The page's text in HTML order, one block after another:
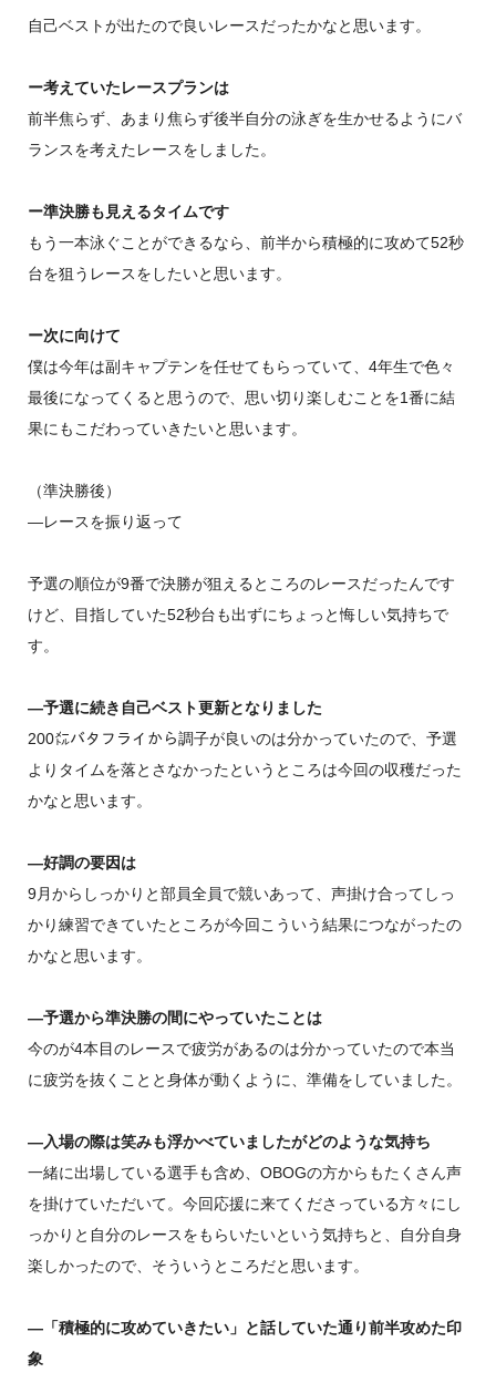
自己ベストが出たので良いレースだったかなと思います。
ー考えていたレースプランは
前半焦らず、あまり焦らず後半自分の泳ぎを生かせるようにバ
ランスを考えたレースをしました。
ー準決勝も見えるタイムです
もう一本泳ぐことができるなら、前半から積極的に攻めて52秒
台を狙うレースをしたいと思います。
ー次に向けて
僕は今年は副キャプテンを任せてもらっていて、4年生で色々
最後になってくると思うので、思い切り楽しむことを1番に結
果にもこだわっていきたいと思います。
（準決勝後）
―レースを振り返って
予選の順位が9番で決勝が狙えるところのレースだったんです
けど、目指していた52秒台も出ずにちょっと悔しい気持ちで
す。
―予選に続き自己ベスト更新となりました
200㍍バタフライから調子が良いのは分かっていたので、予選
よりタイムを落とさなかったというところは今回の収穫だった
かなと思います。
―好調の要因は
9月からしっかりと部員全員で競いあって、声掛け合ってしっ
かり練習できていたところが今回こういう結果につながったの
かなと思います。
―予選から準決勝の間にやっていたことは
今のが4本目のレースで疲労があるのは分かっていたので本当
に疲労を抜くことと身体が動くように、準備をしていました。
―入場の際は笑みも浮かべていましたがどのような気持ち
一緒に出場している選手も含め、OBOGの方からもたくさん声
を掛けていただいて。今回応援に来てくださっている方々にし
っかりと自分のレースをもらいたいという気持ちと、自分自身
楽しかったので、そういうところだと思います。
―「積極的に攻めていきたい」と話していた通り前半攻めた印
象